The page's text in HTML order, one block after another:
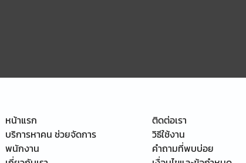
หน้าแรก
บริการหาคน ช่วยจัดการ
พนักงาน
ติดต่อเรา
วิธีใช้งาน
คำถามที่พบบ่อย